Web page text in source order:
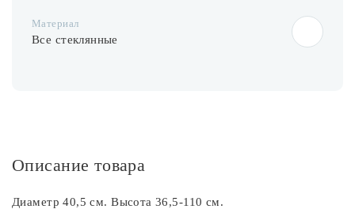
Материал
Все стеклянные
Описание товара
Диаметр 40,5 см. Высота 36,5-110 см.